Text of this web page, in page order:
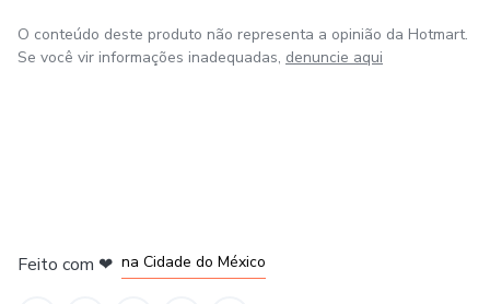
O conteúdo deste produto não representa a opinião da Hotmart.
Se você vir informações inadequadas, denuncie aqui
Feito com ❤ na Cidade do México